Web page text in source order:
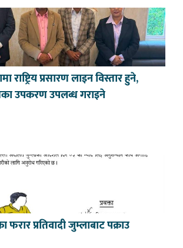
राष्ट्रिय प्रसारण लाइन विस्तार हुने,
उपकरण उपलब्ध गराइने
फरार प्रतिवादी जुम्लाबाट पक्राउ